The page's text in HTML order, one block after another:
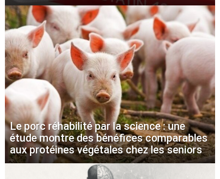
Le porc réhabilité par la science : une
étude montre des bénéfices comparables
aux protéines végétales chez les seniors